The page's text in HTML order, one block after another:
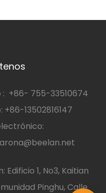
+86- 755-33510674
+86-13502816147
Edificio 1, No3, Kaitian
Pinghu, Calle